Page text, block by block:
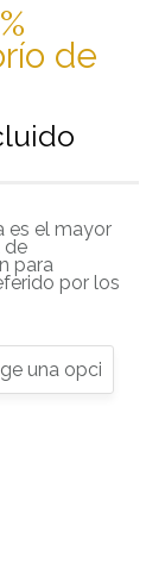
de
es el mayor
de
para
por los